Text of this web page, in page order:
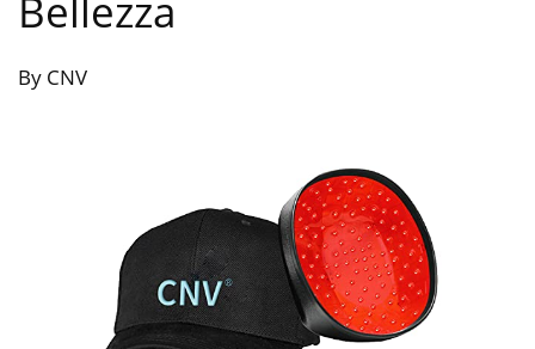
Bellezza
By CNV